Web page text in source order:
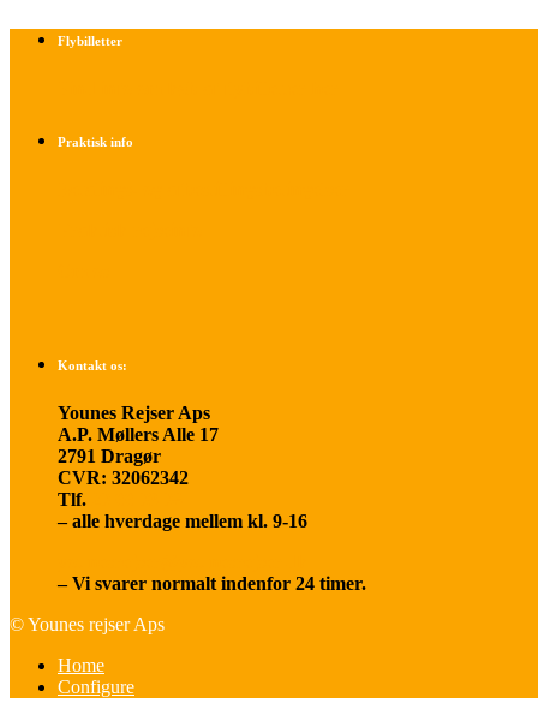
Flybilletter
Praktisk info
Kontakt os:
Younes Rejser Aps
A.P. Møllers Alle 17
2791 Dragør
CVR: 32062342
Tlf.
– alle hverdage mellem kl. 9-16
– Vi svarer normalt indenfor 24 timer.
© Younes rejser Aps
Home
Configure